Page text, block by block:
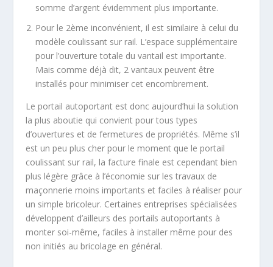
somme d’argent évidemment plus importante.
Pour le 2ème inconvénient, il est similaire à celui du
modèle coulissant sur rail. L’espace supplémentaire
pour l’ouverture totale du vantail est importante.
Mais comme déjà dit, 2 vantaux peuvent être
installés pour minimiser cet encombrement.
Le portail autoportant est donc aujourd’hui la solution
la plus aboutie qui convient pour tous types
d’ouvertures et de fermetures de propriétés. Même s’il
est un peu plus cher pour le moment que le portail
coulissant sur rail, la facture finale est cependant bien
plus légère grâce à l’économie sur les travaux de
maçonnerie moins importants et faciles à réaliser pour
un simple bricoleur. Certaines entreprises spécialisées
développent d’ailleurs des portails autoportants à
monter soi-même, faciles à installer même pour des
non initiés au bricolage en général.